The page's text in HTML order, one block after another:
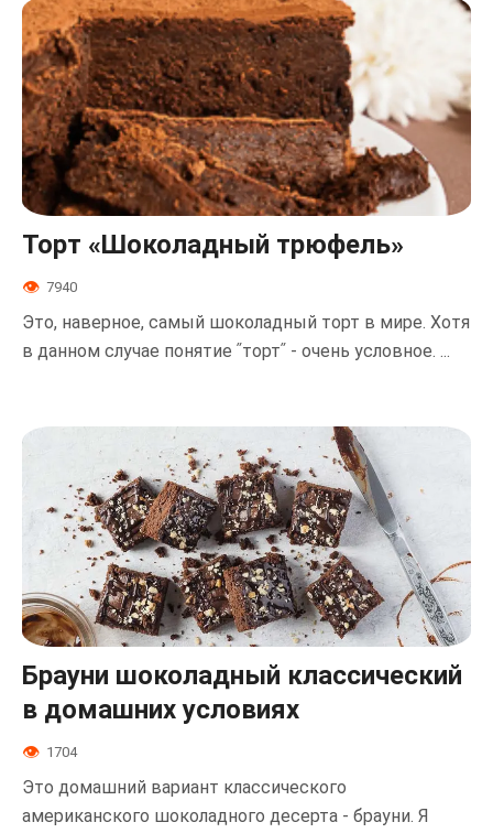
Торт «Шоколадный трюфель»
7940
Это, наверное, самый шоколадный торт в мире. Хотя
в данном случае понятие ʺтортʺ - очень условное. ...
Брауни шоколадный классический
в домашних условиях
1704
Это домашний вариант классического
американского шоколадного десерта - брауни. Я